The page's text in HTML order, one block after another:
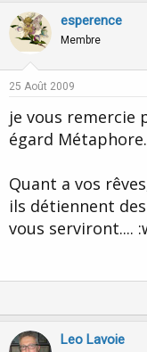
esperence
Membre
25 Août 2009
je vous remercie
égard Métaphore.
Quant a vos
ils détiennent
vous serviront....
Leo Lavoie